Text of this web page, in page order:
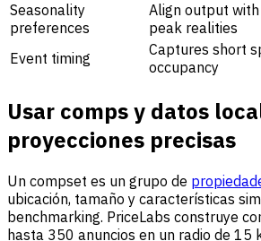
Seasonality
preferences
Align output
peak realities
Event timing
Captures short
occupancy
Usar comps y datos
proyecciones precisas
Un compset es un grupo de
ubicación, tamaño y características
benchmarking. PriceLabs construye
hasta 350 anuncios en un radio de 15